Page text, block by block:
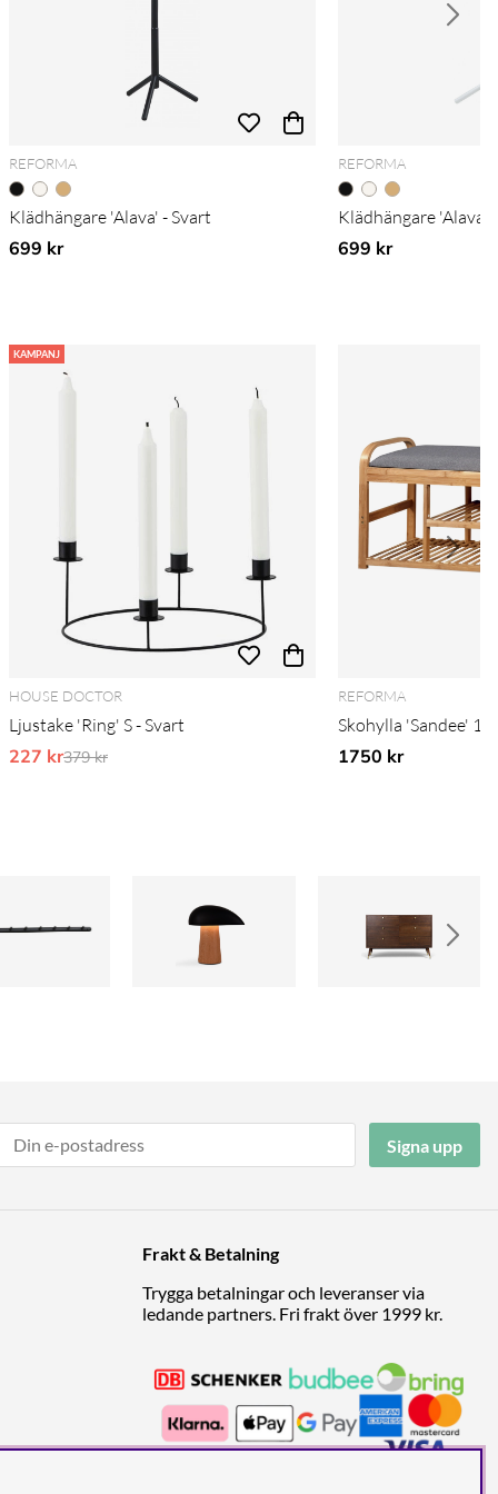
REFORMA
Klädhängare 'Alava' - Svart
699 kr
REFORMA
Klädhängare 'Alava'
699 kr
KAMPANJ
HOUSE DOCTOR
Ljustake 'Ring' S - Svart
227 krOrdinarie pris:
379 kr
REFORMA
Skohylla 'Sandee'
1750 kr
Signa upp
Frakt & Betalning
Trygga betalningar och leveranser via
ledande partners. Fri frakt över 1999 kr.